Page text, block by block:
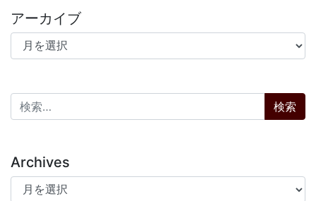
アーカイブ
アーカイブ
検索:
Archives
Archives